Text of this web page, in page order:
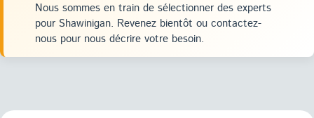
Nous sommes en train de sélectionner des experts
pour Shawinigan. Revenez bientôt ou contactez-
nous pour nous décrire votre besoin.